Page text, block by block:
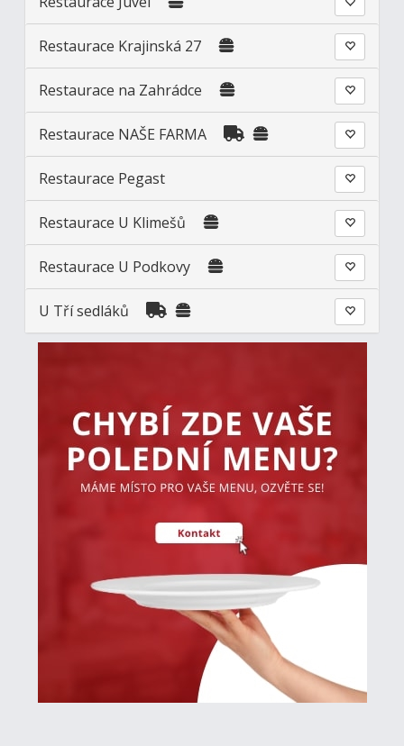
Restaurace Krajinská 27
Restaurace na Zahrádce
Restaurace NAŠE FARMA
Restaurace Pegast
Restaurace U Klimešů
Restaurace U Podkovy
U Tří sedláků